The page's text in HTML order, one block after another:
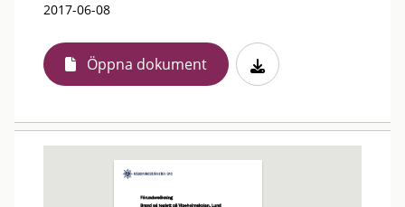
2017-06-08
Öppna dokument